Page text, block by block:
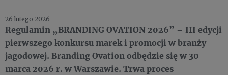
26 lutego 2026
Regulamin „BRANDING OVATION 2026” – III edycji
pierwszego konkursu marek i promocji w branży
jagodowej. Branding Ovation odbędzie się w 30
marca 2026 r. w Warszawie. Trwa proces